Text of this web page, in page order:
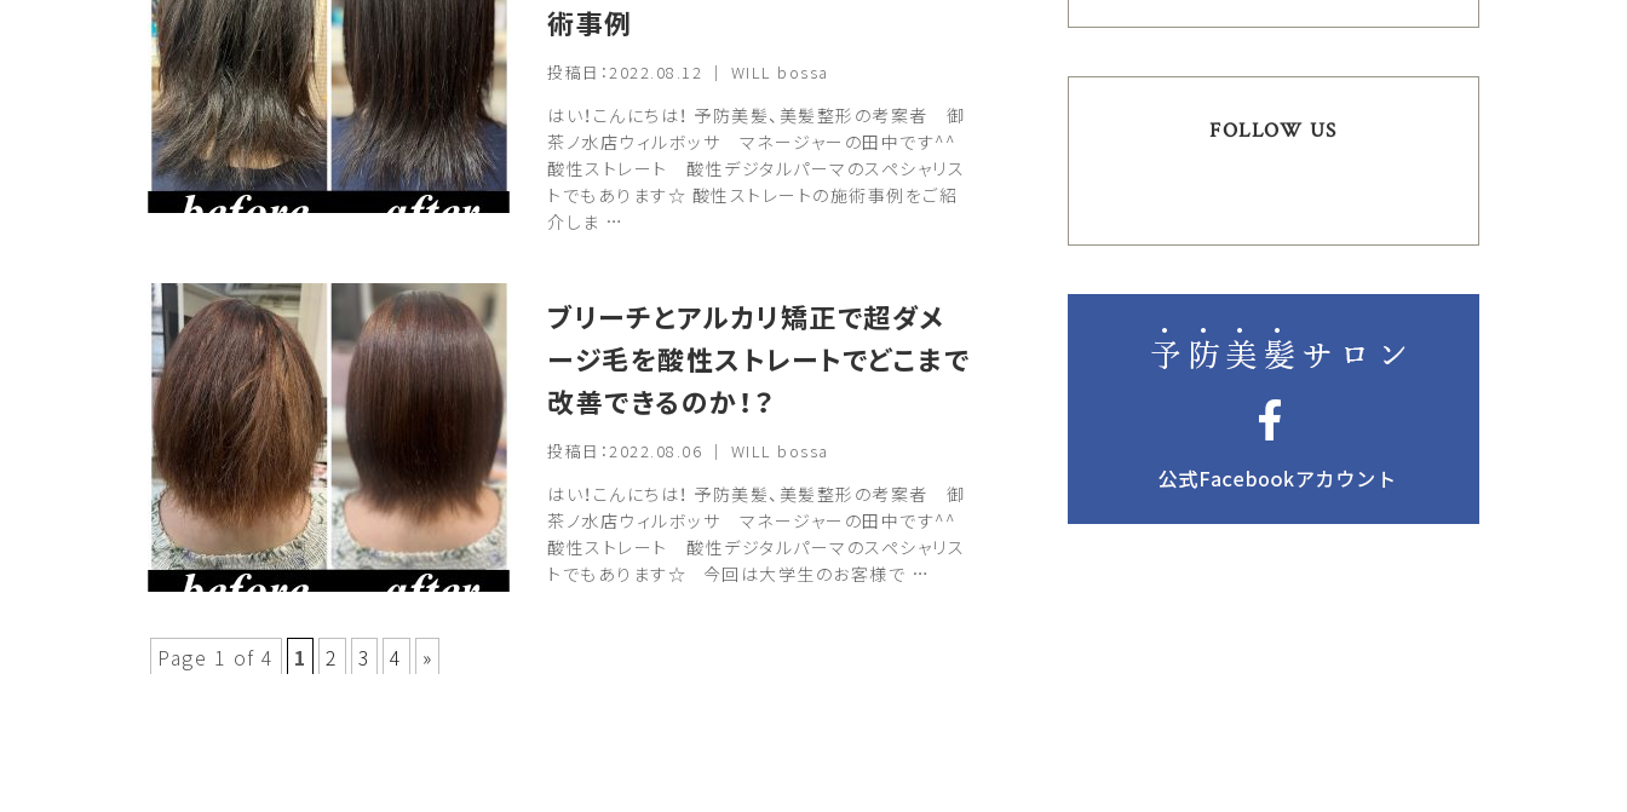
術事例
投稿日：2022.08.12 ｜ WILL bossa
はい！こんにちは！ 予防美髪、美髪整形の考案者 御
茶ノ水店ウィルボッサ マネージャーの田中です^^
酸性ストレート 酸性デジタルパーマのスペシャリス
トでもあります☆ 酸性ストレートの施術事例をご紹
介しま …
ブリーチとアルカリ矯正で超ダメ
ージ毛を酸性ストレートでどこまで
改善できるのか！？
投稿日：2022.08.06 ｜ WILL bossa
はい！こんにちは！ 予防美髪、美髪整形の考案者 御
茶ノ水店ウィルボッサ マネージャーの田中です^^
酸性ストレート 酸性デジタルパーマのスペシャリス
トでもあります☆ 今回は大学生のお客様で …
Page 1 of 4 1 2 3 4 »
FOLLOW US